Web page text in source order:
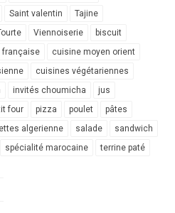
Saint valentin
Tajine
Viennoiserie
biscuit
française
cuisine moyen orient
cuisines végétariennes
invités choumicha
jus
four pizza poulet
pâtes
algerienne salade
sandwich
spécialité marocaine terrine paté